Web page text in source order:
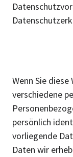
Wenn Sie
verschiedene
persönlich
vorliegende
Daten wir